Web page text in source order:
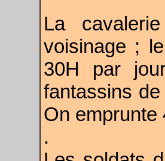
La
voisinage ;
30H par
fantassins
On emprunte
.